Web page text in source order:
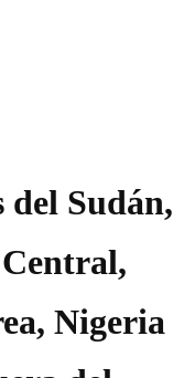
del Sudán,
Nigeria